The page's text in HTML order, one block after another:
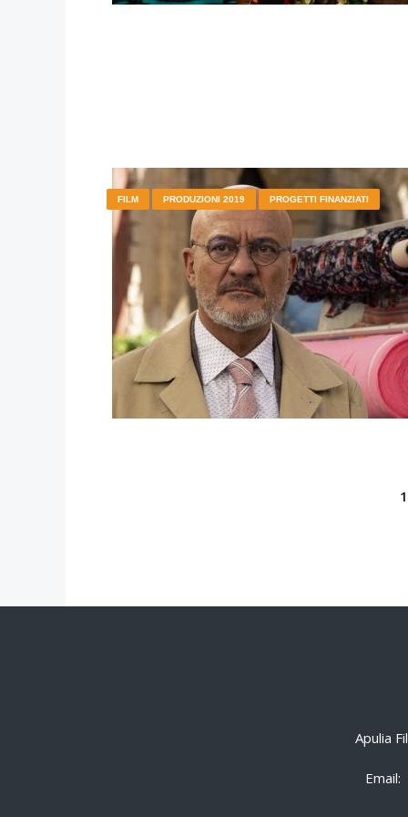
FILM PRODUZIONI 2019 PROGETTI FINANZIATI
Apulia
Email: